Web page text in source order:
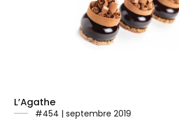
L’Agathe
#454 | septembre 2019